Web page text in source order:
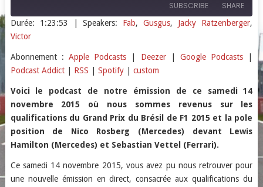
SUBSCRIBE SHARE
Google Podcasts Podcast Addict
custom
RSS FEED
SHARE
LINK
EMBED
Durée: 1:23:53 | Speakers: Fab,Gusgus, Jacky Ratzenberger,
Victor
Abonnement : Apple Podcasts Deezer|Google Podcasts
Podcast Addict| RSS Spotify| custom
Voici le podcast de notre émission de ce samedi 14
novembre 2015 où nous sommes revenus sur les
qualifications du Grand Prix du Brésil de F1 2015 et la pole
position de Nico Rosberg (Mercedes) devant Lewis
Hamilton (Mercedes) et Sebastian Vettel (Ferrari).
Ce samedi 14 novembre 2015, vous avez pu nous retrouver pour
une nouvelle émission en direct, consacrée aux qualifications du